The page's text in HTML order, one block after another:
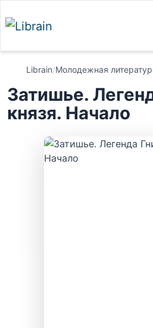
Librain/Молодежная
Затишье.
князя. Начало